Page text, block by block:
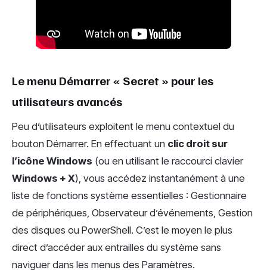
Le menu Démarrer « Secret » pour les
utilisateurs avancés
Peu d’utilisateurs exploitent le menu contextuel du
bouton Démarrer. En effectuant un clic droit sur
l’icône Windows (ou en utilisant le raccourci clavier
Windows + X), vous accédez instantanément à une
liste de fonctions système essentielles : Gestionnaire
de périphériques, Observateur d’événements, Gestion
des disques ou PowerShell. C’est le moyen le plus
direct d’accéder aux entrailles du système sans
naviguer dans les menus des Paramètres.